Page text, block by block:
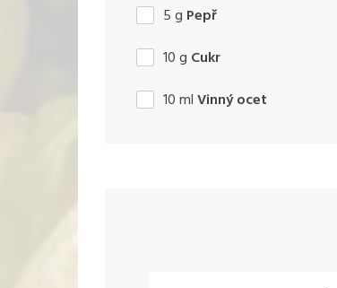
5g Pepř
10g Cukr
10mlVinný ocet